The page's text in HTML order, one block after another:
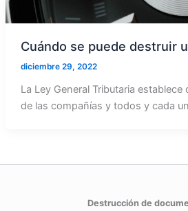
Cuándo se puede destruir
diciembre 29, 2022
La Ley General Tributaria
de las compañías y todos y cada
Destrucción de